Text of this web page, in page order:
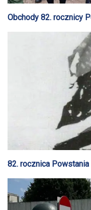
Obchody 82. rocznicy
Gostyninie
82. rocznica